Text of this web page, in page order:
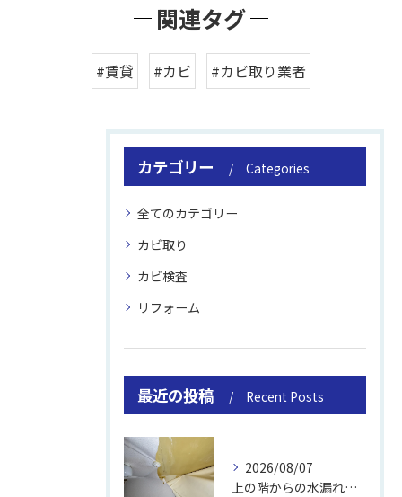
関連タグ
#賃貸 #カビ #カビ取り業者
カテゴリー Categories
全てのカテゴリー
カビ取り
カビ検査
リフォーム
最近の投稿 Recent Posts
2026/08/07
上の階からの水漏れでカビ｜対処法と業者